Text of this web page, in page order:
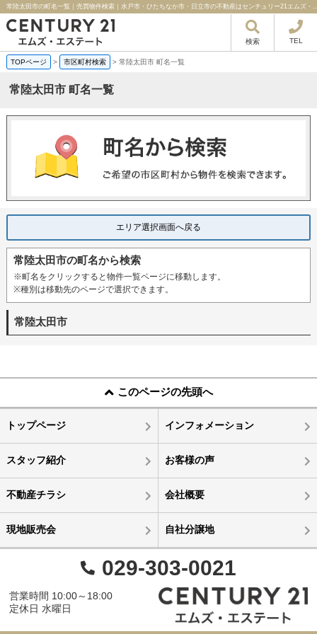
常陸太田市の町名一覧｜売買物件検索｜水戸市・ひたちな
検索 TEL
TOPページ > 市区町村検索 > 常陸太田市 町名一覧
常陸太田市 町名一覧
エリア選択画面へ戻る
常陸太田市の町名から検索
※町名をクリックすると物件一覧ページに移動します。
※種別は移動先のページで選択できます。
常陸太田市
このページの先頭へ
トップページ インフォメーション
スタッフ紹介 お客様の声
不動産チラシ 会社概要
現地販売会 自社分譲地
029-303-0021
営業時間 10:00～18:00
定休日 水曜日